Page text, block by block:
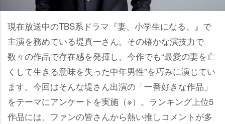
現在放送中のTBS系ドラマ『妻、小学生になる。』で
主演を務めている堤真一さん。その確かな演技力で
数々の作品で存在感を発揮し、今作でも“最愛の妻を亡
くして生きる意味を失った中年男性”を巧みに演じてい
ます。今回はそんな堤さん出演の「一番好きな作品」
をテーマにアンケートを実施（※）。ランキング上位5
作品には、ファンの皆さんから熱い推しコメントが多